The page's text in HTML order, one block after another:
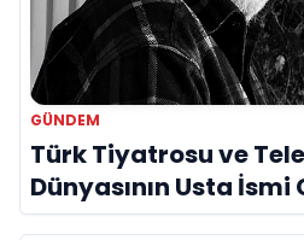
GÜNDEM
Türk Tiyatrosu ve
Dünyasının Usta İsmi
Hayatını Kaybetti